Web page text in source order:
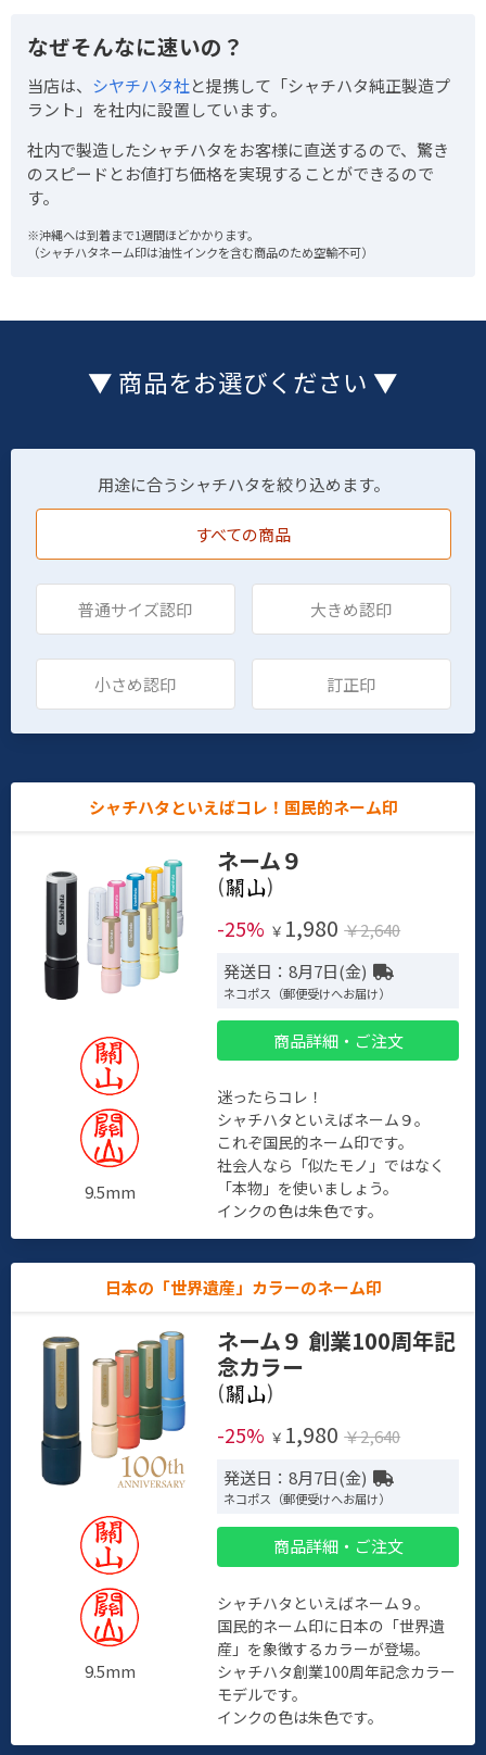
なぜそんなに速いの？
当店は、 シヤチハタ社と提携して「シャチハタ純正製造プ
ラント」を社内に設置しています。
社内で製造したシャチハタをお客様に直送するので、驚き
のスピードとお値打ち価格を実現することができるので
す。
※沖縄へは到着まで1週間ほどかかります。
（シャチハタネーム印は油性インクを含む商品のため空輸不可）
▼ 商品をお選びください ▼
用途に合うシャチハタを絞り込めます。
すべての商品
普通サイズ認印 大きめ認印
小さめ認印 訂正印
シャチハタといえばコレ！国民的ネーム印
9.5mm
ネーム９
(
)
-25% ￥ 1,980 ￥2,640
発送日：8月7日(金)
ネコポス（郵便受けへお届け）
商品詳細・ご注文
迷ったらコレ！
シャチハタといえばネーム９。
これぞ国民的ネーム印です。
社会人なら「似たモノ」ではなく
「本物」を使いましょう。
インクの色は朱色です。
日本の「世界遺産」カラーのネーム印
9.5mm
ネーム９ 創業100周年記
念カラー
(
)
-25% ￥ 1,980 ￥2,640
発送日：8月7日(金)
ネコポス（郵便受けへお届け）
商品詳細・ご注文
シャチハタといえばネーム９。
国民的ネーム印に日本の「世界遺
産」を象徴するカラーが登場。
シャチハタ創業100周年記念カラー
モデルです。
インクの色は朱色です。